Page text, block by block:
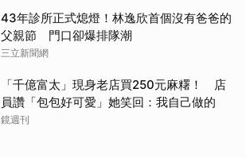
43年診所正式熄燈！林逸欣首個沒有爸爸的
父親節 門口卻爆排隊潮
三立新聞網
「千億富太」現身老店買250元麻糬！ 店
員讚「包包好可愛」她笑回：我自己做的
鏡週刊